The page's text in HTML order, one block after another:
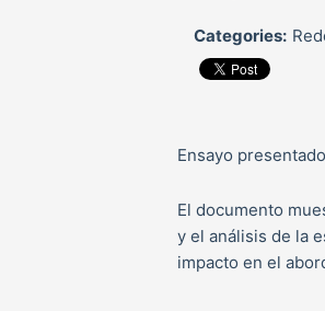
Categories:
Ensayo
El documento
y el análisis de la
impacto en el